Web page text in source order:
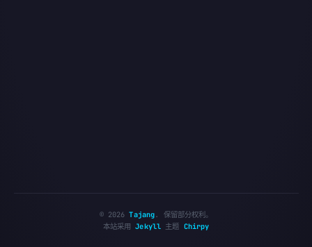
© 2026 Tajang . 保留部分权利。
本站采用Jekyll 主题 Chirpy